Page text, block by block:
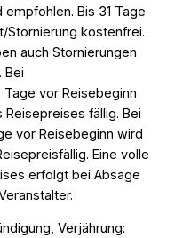
Bis 31 Tage
Stornierung kostenfrei.
auch Stornierungen
Bei
vor Reisebeginn
fällig. Bei
vor Reisebeginn wird
Eine volle
erfolgt bei Absage
Verjährung: